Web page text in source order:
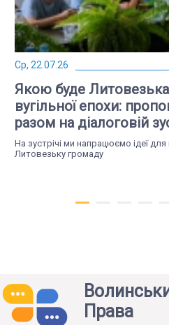
Ср, 22.07.26
Якою буде
вугільної епохи:
разом на діалоговій
На зустрічі ми напрацюємо ідеї
Литовезьку громаду
Права